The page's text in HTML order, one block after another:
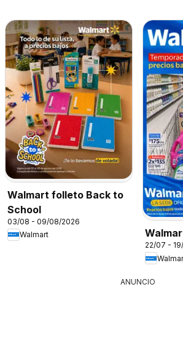
Walmart folleto Back to
School
03/08 - 09/08/2026
Walmart
22/07 -
ANUNCIO